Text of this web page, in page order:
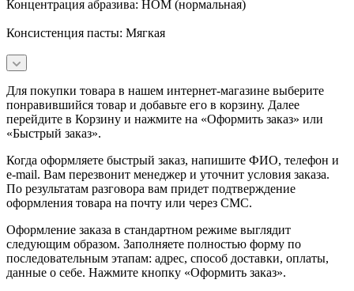
Концентрация абразива: НОМ (нормальная)
Консистенция пасты: Мягкая
Для покупки товара в нашем интернет-магазине выберите
понравившийся товар и добавьте его в корзину. Далее
перейдите в Корзину и нажмите на «Оформить заказ» или
«Быстрый заказ».
Когда оформляете быстрый заказ, напишите ФИО, телефон и
e-mail. Вам перезвонит менеджер и уточнит условия заказа.
По результатам разговора вам придет подтверждение
оформления товара на почту или через СМС.
Оформление заказа в стандартном режиме выглядит
следующим образом. Заполняете полностью форму по
последовательным этапам: адрес, способ доставки, оплаты,
данные о себе. Нажмите кнопку «Оформить заказ».